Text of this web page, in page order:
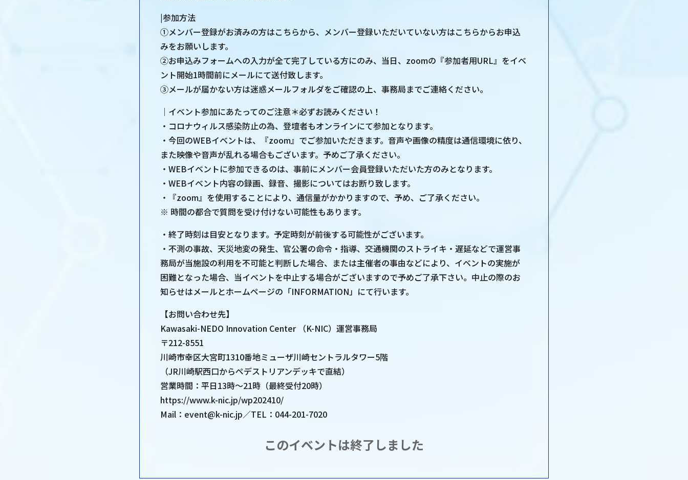
|参加方法
①メンバー登録がお済みの方はこちらから、メンバー登録いただいていない方はこちらからお申込
みをお願いします。
②お申込みフォームへの入力が全て完了している方にのみ、当日、zoomの『参加者用URL』をイベ
ント開始1時間前にメールにて送付致します。
③メールが届かない方は迷惑メールフォルダをご確認の上、事務局までご連絡ください。
｜イベント参加にあたってのご注意＊必ずお読みください！
・コロナウィルス感染防止の為、登壇者もオンラインにて参加となります。
・今回のWEBイベントは、『zoom』でご参加いただきます。音声や画像の精度は通信環境に依り、
また映像や音声が乱れる場合もございます。予めご了承ください。
・WEBイベントに参加できるのは、事前にメンバー会員登録いただいた方のみとなります。
・WEBイベント内容の録画、録音、撮影についてはお断り致します。
・『zoom』を使用することにより、通信量がかかりますので、予め、ご了承ください。
※ 時間の都合で質問を受け付けない可能性もあります。
・終了時刻は目安となります。予定時刻が前後する可能性がございます。
・不測の事故、天災地変の発生、官公署の命令・指導、交通機関のストライキ・遅延などで運営事
務局が当施設の利用を不可能と判断した場合、または主催者の事由などにより、イベントの実施が
困難となった場合、当イベントを中止する場合がございますので予めご了承下さい。中止の際のお
知らせはメールとホームページの「INFORMATION」にて行います。
【お問い合わせ先】
Kawasaki-NEDO Innovation Center （K-NIC）運営事務局
〒212-8551
川崎市幸区大宮町1310番地ミューザ川崎セントラルタワー5階
（JR川崎駅西口からペデストリアンデッキで直結）
営業時間：平日13時～21時（最終受付20時）
https://www.k-nic.jp/wp202410/
Mail：event@k-nic.jp／TEL：044-201-7020
このイベントは終了しました